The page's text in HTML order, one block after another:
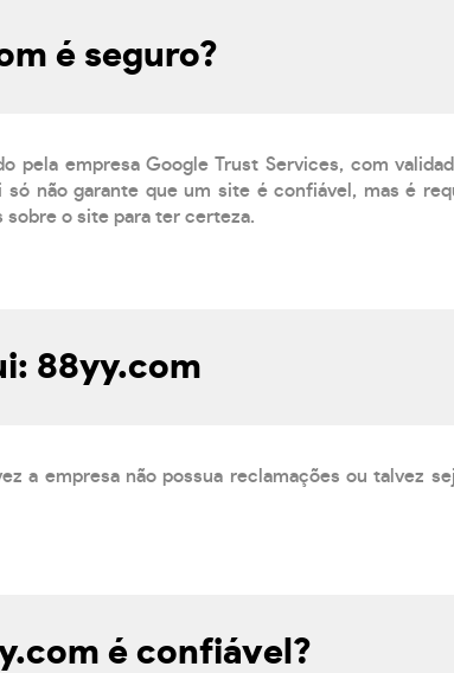
é seguro?
pela empresa Google Trust Services, com
não garante que um site é confiável, mas é
sobre o site para ter certeza.
88yy.com
a empresa não possua reclamações ou talvez
é confiável?